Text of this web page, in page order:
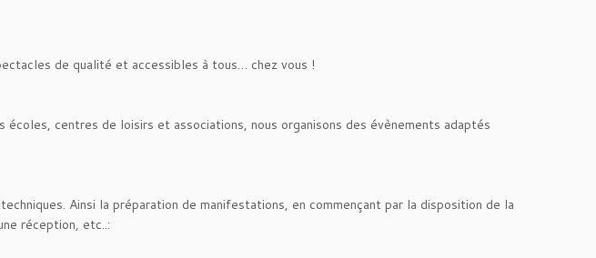
de qualité et accessibles à tous… chez vous !
centres de loisirs et associations, nous organisons des évènements adaptés
Ainsi la préparation de manifestations, en commençant par la disposition de la
réception, etc..: